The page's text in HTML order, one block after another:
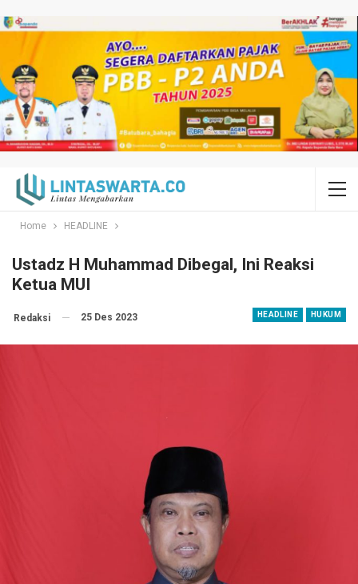
Home HEADLINE
Ustadz H Muhammad Dibegal, Ini Reaksi
Ketua MUI
HEADLINE HUKUM
Redaksi 25 Des 2023